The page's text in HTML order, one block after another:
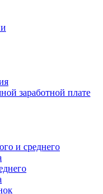
заработной плате
и среднего